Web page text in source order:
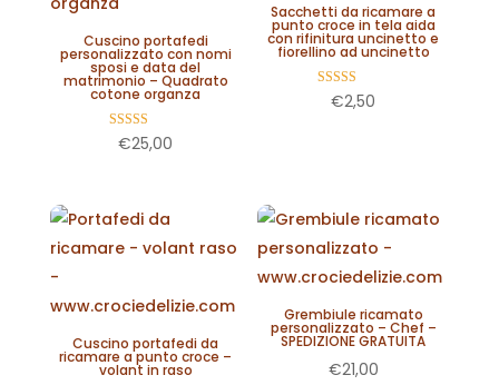
Cuscino portafedi
personalizzato con nomi
sposi e data del
matrimonio – Quadrato
cotone organza
Valutato
5.00
€25,00
Sacchetti da ricamare a
punto croce in tela aida
con rifinitura uncinetto e
fiorellino ad uncinetto
Valutato
5.00
€2,50
Cuscino portafedi da
ricamare a punto croce –
volant in raso
Grembiule ricamato
personalizzato – Chef –
SPEDIZIONE GRATUITA
€21,00